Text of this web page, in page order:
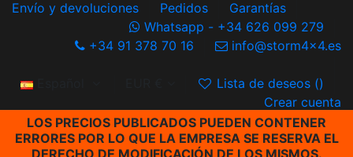
Envío y devoluciones Pedidos
Garantías
Whatsapp - +34 626 099 279
+34 91 378 70 16
info@storm4x4.es
Español Lista de deseos ()
Crear cuenta
LOS PRECIOS PUBLICADOS PUEDEN CONTENER
ERRORES POR LO QUE LA EMPRESA SE RESERVA EL
DERECHO DE MODIFICACIÓN DE LOS MISMOS.